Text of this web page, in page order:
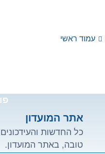
עמוד ראשי
אתר המועדון
כל החדשות
טובה, באתר המועדון.